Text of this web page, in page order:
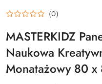
(0)
MASTERKIDZ
Naukowa
Monatażowy 80 x